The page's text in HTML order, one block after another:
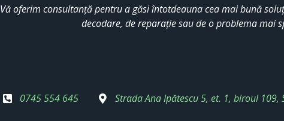
Vă oferim consultanță pentru a găsi întotdeauna cea mai bună
decodare, de reparație sau de o problema mai
0745 554 645 Strada Ana Ipătescu 5, et. 1, biroul 109,